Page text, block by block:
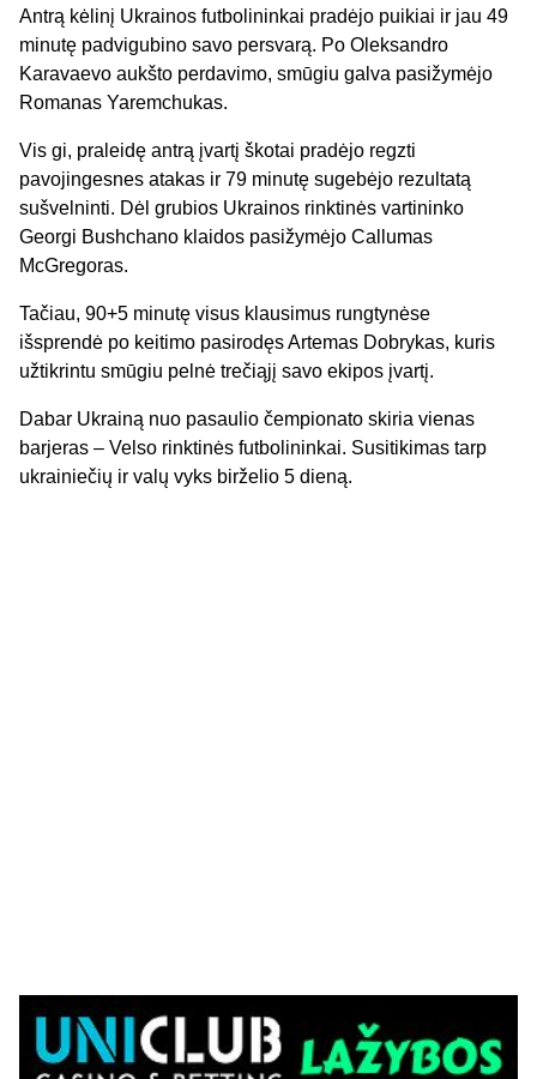
Antrą kėlinį Ukrainos futbolininkai pradėjo puikiai ir jau 49
minutę padvigubino savo persvarą. Po Oleksandro
Karavaevo aukšto perdavimo, smūgiu galva pasižymėjo
Romanas Yaremchukas.
Vis gi, praleidę antrą įvartį škotai pradėjo regzti
pavojingesnes atakas ir 79 minutę sugebėjo rezultatą
sušvelninti. Dėl grubios Ukrainos rinktinės vartininko
Georgi Bushchano klaidos pasižymėjo Callumas
McGregoras.
Tačiau, 90+5 minutę visus klausimus rungtynėse
išsprendė po keitimo pasirodęs Artemas Dobrykas, kuris
užtikrintu smūgiu pelnė trečiąjį savo ekipos įvartį.
Dabar Ukrainą nuo pasaulio čempionato skiria vienas
barjeras – Velso rinktinės futbolininkai. Susitikimas tarp
ukrainiečių ir valų vyks birželio 5 dieną.